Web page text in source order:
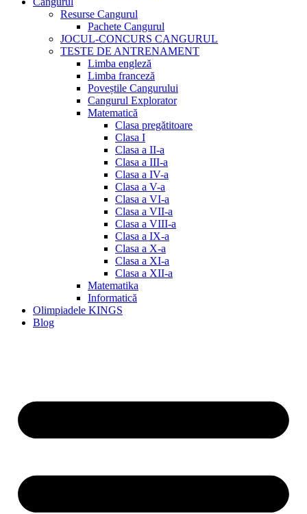
Resurse Cangurul
Pachete Cangurul
JOCUL-CONCURS CANGURUL
TESTE DE ANTRENAMENT
Limba engleză
Limba franceză
Poveștile Cangurului
Cangurul Explorator
Matematică
Clasa pregătitoare
Clasa I
Clasa a II-a
Clasa a III-a
Clasa a IV-a
Clasa a V-a
Clasa a VI-a
Clasa a VII-a
Clasa a VIII-a
Clasa a IX-a
Clasa a X-a
Clasa a XI-a
Clasa a XII-a
Matematika
Informatică
Olimpiadele KINGS
Blog